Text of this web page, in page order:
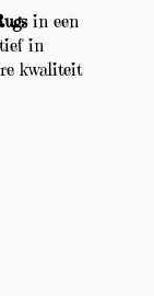
in een
in
kwaliteit